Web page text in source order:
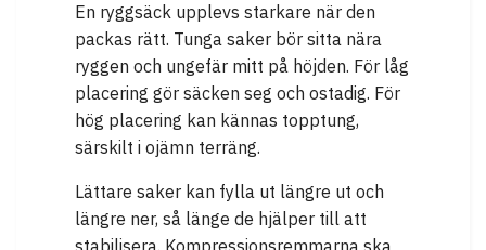
En ryggsäck upplevs starkare när den
packas rätt. Tunga saker bör sitta nära
ryggen och ungefär mitt på höjden. För låg
placering gör säcken seg och ostadig. För
hög placering kan kännas topptung,
särskilt i ojämn terräng.
Lättare saker kan fylla ut längre ut och
längre ner, så länge de hjälper till att